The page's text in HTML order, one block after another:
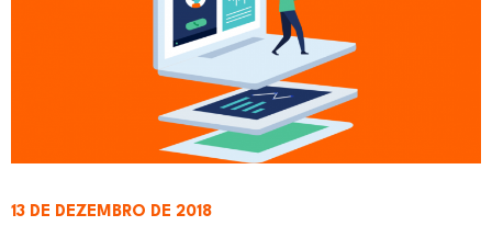
13 DE DEZEMBRO DE 2018